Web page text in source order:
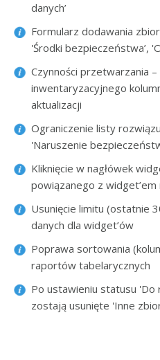
danych’
Formularz dodawania
'Środki bezpieczeństwa’,
Czynności przetwarzania
inwentaryzacyjnego
aktualizacji
Ograniczenie listy
'Naruszenie
Kliknięcie w nagłówek
powiązanego z
Usunięcie limitu (ostatnie
danych dla widget’ów
Poprawa sortowania
raportów tabelarycznych
Po ustawieniu statusu 'Do
zostają usunięte 'Inne